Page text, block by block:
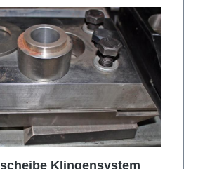
Klingensystem